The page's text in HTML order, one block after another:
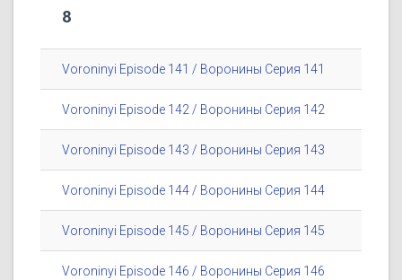
8
Voroninyi Episode 141 / Воронины Серия 141
Voroninyi Episode 142 / Воронины Серия 142
Voroninyi Episode 143 / Воронины Серия 143
Voroninyi Episode 144 / Воронины Серия 144
Voroninyi Episode 145 / Воронины Серия 145
Voroninyi Episode 146 / Воронины Серия 146